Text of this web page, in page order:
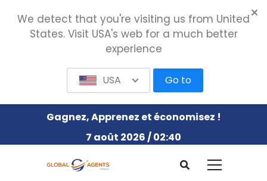
Gagnez, Apprenez et économisez !
7 août 2026 / 02:40
We detect that you're visiting us from United
States. Visit USA's web for a much better
experience
USA Go to